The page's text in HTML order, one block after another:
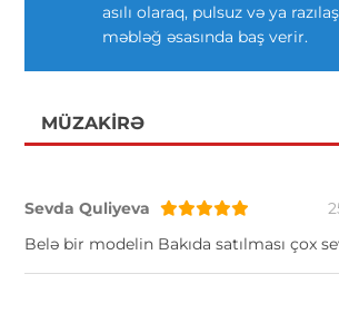
asılı olaraq, pulsuz və ya
məbləğ əsasında baş verir.
MÜZAKIRƏ
Sevda Quliyeva
Belə bir modelin Bakıda satılması çox